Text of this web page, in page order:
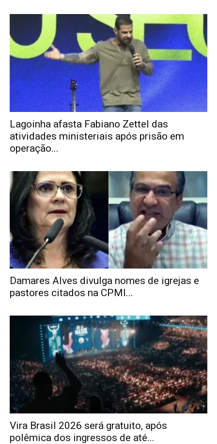
Lagoinha afasta Fabiano Zettel das
atividades ministeriais após prisão em
operação...
Damares Alves divulga nomes de igrejas e
pastores citados na CPMI...
Vira Brasil 2026 será gratuito, após
polêmica dos ingressos de até...